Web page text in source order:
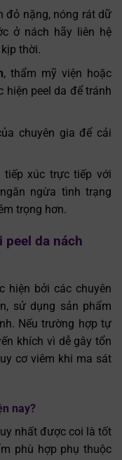
đỏ nặng, nóng rát dữ
ở nách hãy liên hệ
thời.
, thẩm mỹ viện hoặc
hiện peel da để tránh
chuyên gia để cải
xúc trực tiếp với
ngừa tình trạng
trọng hơn.
da nách
hiện bởi các chuyên
sử dụng sản phẩm
Nếu trường hợp tự
khích vì dễ gây tổn
cơ viêm khi ma sát
nay?
nhất được coi là tốt
phù hợp phụ thuộc